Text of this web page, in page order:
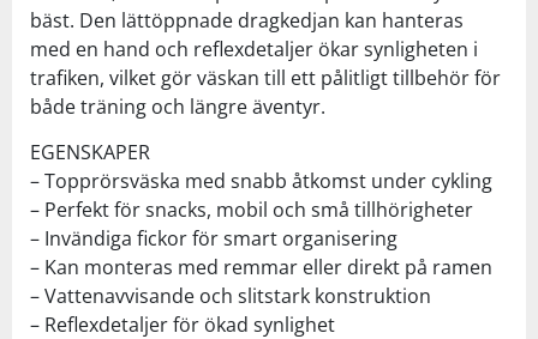
bäst. Den lättöppnade dragkedjan kan hanteras
med en hand och reflexdetaljer ökar synligheten i
trafiken, vilket gör väskan till ett pålitligt tillbehör för
både träning och längre äventyr.
EGENSKAPER
– Topprörsväska med snabb åtkomst under cykling
– Perfekt för snacks, mobil och små tillhörigheter
– Invändiga fickor för smart organisering
– Kan monteras med remmar eller direkt på ramen
– Vattenavvisande och slitstark konstruktion
– Reflexdetaljer för ökad synlighet